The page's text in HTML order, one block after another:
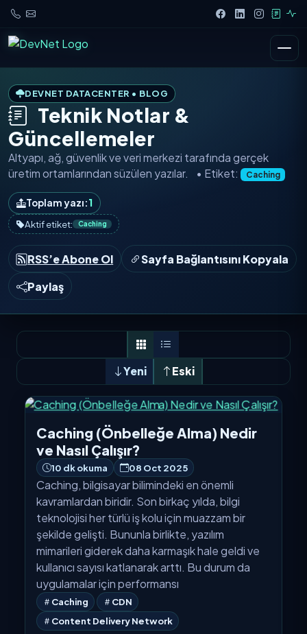
DEVNET DATACENTER • BLOG
Teknik Notlar &
Güncellemeler
Altyapı, ağ, güvenlik ve veri merkezi tarafında gerçek
üretim ortamlarından süzülen yazılar. • Etiket: Caching
Toplam yazı:1
Aktif etiket:
Caching
RSS’e Abone Ol
Sayfa Bağlantısını Kopyala
Paylaş
Yeni Eski
Caching (Önbelleğe Alma) Nedir
ve Nasıl Çalışır?
10 dk okuma 08 Oct 2025
Caching, bilgisayar bilimindeki en önemli
kavramlardan biridir. Son birkaç yılda, bilgi
teknolojisi her türlü iş kolu için muazzam bir
şekilde gelişti. Bununla birlikte, yazılım
mimarileri giderek daha karmaşık hale geldi ve
kullanıcı sayısı katlanarak arttı. Bu durum da
uygulamalar için performansı
Caching
CDN
Content Delivery Network